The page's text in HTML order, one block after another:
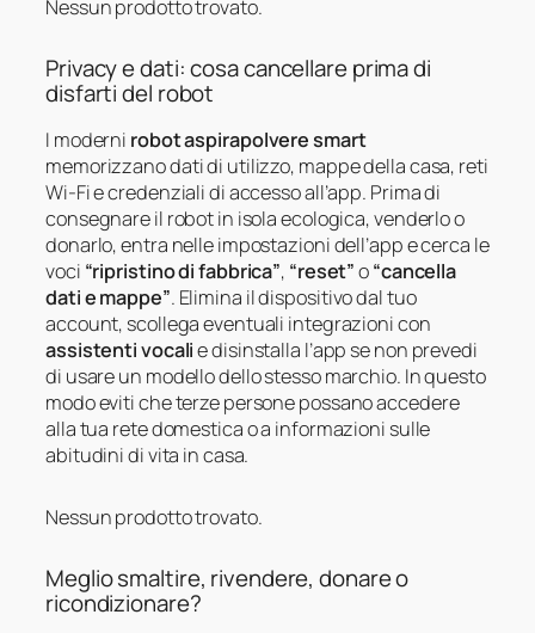
Nessun prodotto trovato.
Privacy e dati: cosa cancellare prima di
disfarti del robot
I moderni robot aspirapolvere smart
memorizzano dati di utilizzo, mappe della casa, reti
Wi-Fi e credenziali di accesso all’app. Prima di
consegnare il robot in isola ecologica, venderlo o
donarlo, entra nelle impostazioni dell’app e cerca le
voci “ripristino di fabbrica”, “reset”o“cancella
dati e mappe”. Elimina il dispositivo dal tuo
account, scollega eventuali integrazioni con
assistenti vocalie disinstalla l’app se non prevedi
di usare un modello dello stesso marchio. In questo
modo eviti che terze persone possano accedere
alla tua rete domestica o a informazioni sulle
abitudini di vita in casa.
Nessun prodotto trovato.
Meglio smaltire, rivendere, donare o
ricondizionare?